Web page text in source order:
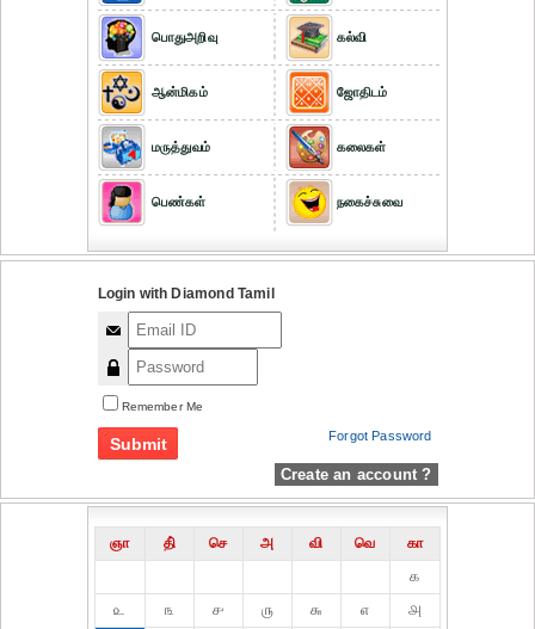
பொதுஅறிவு
ஆன்மிகம்
மருத்துவம்
பெண்கள்
கல்வி
ஜோதிடம்
கலைகள்
நகைச்சுவை
Login with Diamond Tamil
Remember Me
Forgot Password
Create an account ?
ஞா தி் செ அ வி வெ
கா
௧
௨
௩ ௪ ௫ ௬ ௭
௮